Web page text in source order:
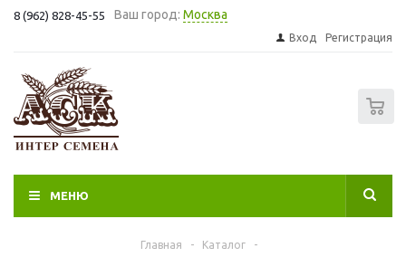
8 (962) 828-45-55 Ваш город: Москва
Вход Регистрация
МЕНЮ
Главная - Каталог
-